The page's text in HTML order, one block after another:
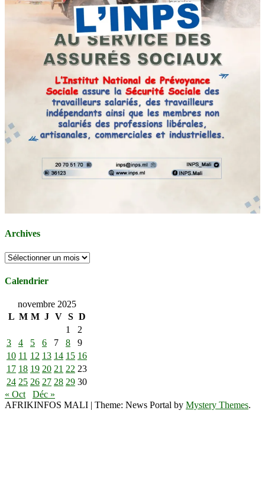
Archives
Archives
Calendrier
novembre 2025
L M M J V S D
1
2
3
4 5 6 7 8
9
10 11 12 13 14 15 16
17 18 19 20 21 22 23
24 25 26 27 28 29 30
« Oct
Déc »
AFRIKINFOS MALI | Theme: News Portal by Mystery Themes.